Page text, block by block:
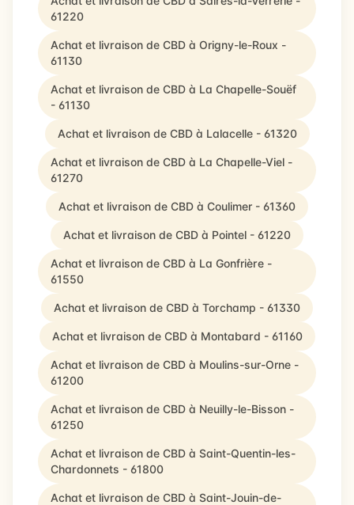
61220
Achat et livraison de CBD à Origny-le-Roux -
61130
Achat et livraison de CBD à La Chapelle-Souëf
- 61130
Achat et livraison de CBD à Lalacelle - 61320
Achat et livraison de CBD à La Chapelle-Viel -
61270
Achat et livraison de CBD à Coulimer - 61360
Achat et livraison de CBD à Pointel - 61220
Achat et livraison de CBD à La Gonfrière -
61550
Achat et livraison de CBD à Torchamp - 61330
Achat et livraison de CBD à Montabard - 61160
Achat et livraison de CBD à Moulins-sur-Orne -
61200
Achat et livraison de CBD à Neuilly-le-Bisson -
61250
Achat et livraison de CBD à Saint-Quentin-les-
Chardonnets - 61800
Achat et livraison de CBD à Saint-Jouin-de-